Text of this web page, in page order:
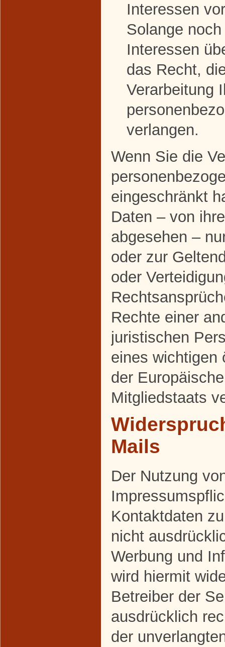
Interessen
Solange
Interessen
das Recht,
Verarbeitung
verlangen.
Wenn Sie die
eingeschränkt
Daten – von
abgesehen –
oder zur
oder
Rechte einer
juristischen
eines wichtigen
der
Mitgliedstaats
Mails
Der Nutzung
Kontaktdaten
nicht
Werbung und
wird hiermit
Betreiber der
ausdrücklich
der